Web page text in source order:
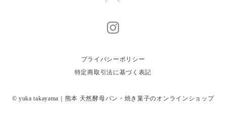
プライバシーポリシー
特定商取引法に基づく表記
© yuka takayama｜熊本 天然酵母パン・焼き菓子のオンラインショップ